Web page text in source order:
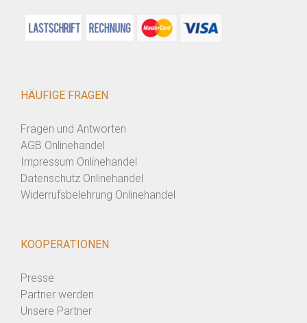
HÄUFIGE FRAGEN
Fragen und Antworten
AGB Onlinehandel
Impressum Onlinehandel
Datenschutz Onlinehandel
Widerrufsbelehrung Onlinehandel
KOOPERATIONEN
Presse
Partner werden
Unsere Partner